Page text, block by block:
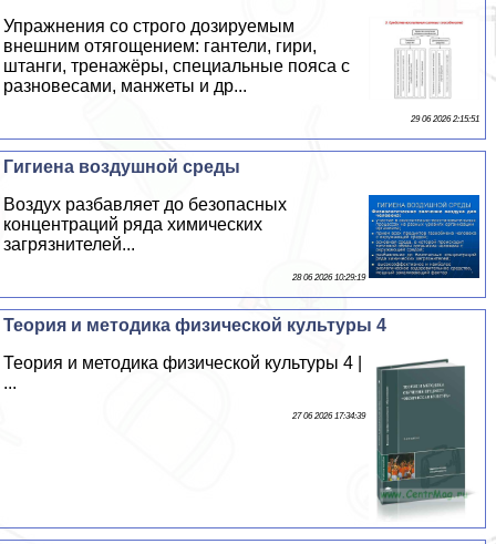
Упражнения со строго дозируемым
внешним отягощением: гантели, гири,
штанги, тренажёры, специальные пояса с
разновесами, манжеты и др...
29 06 2026 2:15:51
Гигиена воздушной среды
Воздух разбавляет до безопасных
концентраций ряда химических
загрязнителей...
28 06 2026 10:29:19
Теория и методика физической культуры 4
Теория и методика физической культуры 4 |
...
27 06 2026 17:34:39